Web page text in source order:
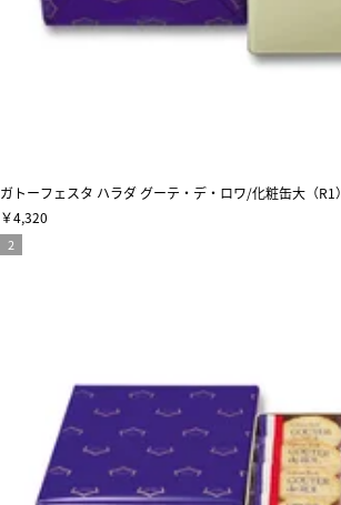
ガトーフェスタ ハラダ グーテ・デ・ロワ/化粧缶大（R1）
￥4,320